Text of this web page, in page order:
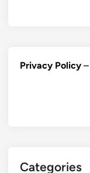
Privacy Policy –
Categories